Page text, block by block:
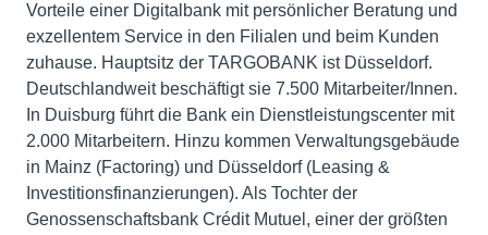
Vorteile einer Digitalbank mit persönlicher Beratung und
exzellentem Service in den Filialen und beim Kunden
zuhause. Hauptsitz der TARGOBANK ist Düsseldorf.
Deutschlandweit beschäftigt sie 7.500 Mitarbeiter/Innen.
In Duisburg führt die Bank ein Dienstleistungscenter mit
2.000 Mitarbeitern. Hinzu kommen Verwaltungsgebäude
in Mainz (Factoring) und Düsseldorf (Leasing &
Investitionsfinanzierungen). Als Tochter der
Genossenschaftsbank Crédit Mutuel, einer der größten